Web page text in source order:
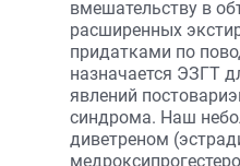
вмешательству в
расширенных
придатками по
назначается ЭЗГТ
явлений
синдрома. Наш
диветреном